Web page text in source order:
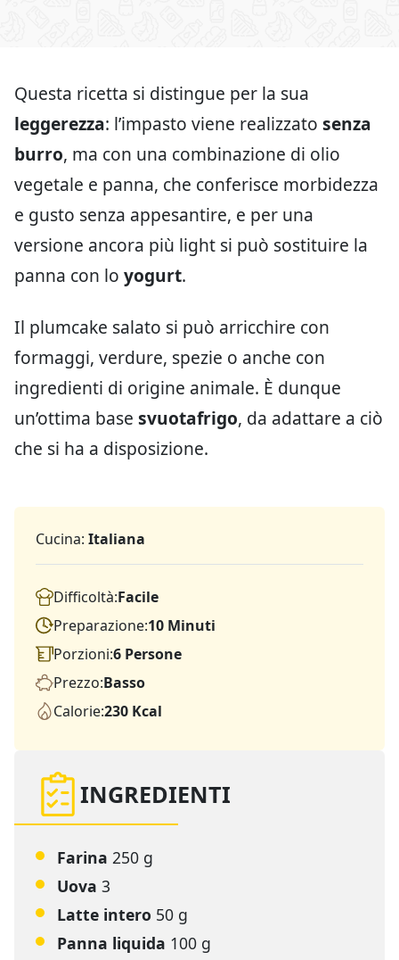
Questa ricetta si distingue per la sua
leggerezza: l’impasto viene realizzato senza
burro, ma con una combinazione di olio
vegetale e panna, che conferisce morbidezza
e gusto senza appesantire, e per una
versione ancora più light si può sostituire la
panna con lo yogurt.
Il plumcake salato si può arricchire con
formaggi, verdure, spezie o anche con
ingredienti di origine animale. È dunque
un’ottima base svuotafrigo, da adattare a ciò
che si ha a disposizione.
Cucina: Italiana
Difficoltà:Facile
Preparazione:10 Minuti
Porzioni:6 Persone
Prezzo:Basso
Calorie:230 Kcal
INGREDIENTI
Farina 250 g
Uova 3
Latte intero 50 g
Panna liquida 100 g